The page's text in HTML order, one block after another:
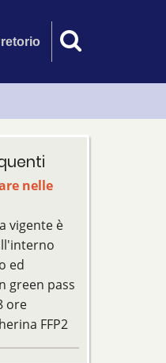
nelle
vigente è
ed
green pass
ore
FFP2